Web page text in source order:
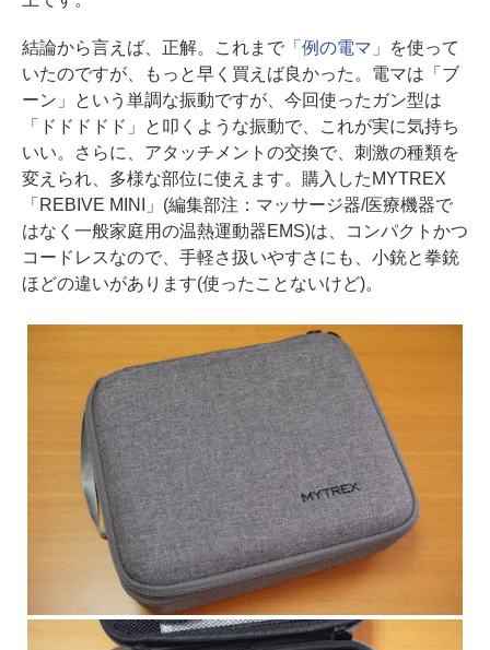
結論から言えば、正解。これまで「例の電マ」
を使って
いたのですが、もっと早く買えば良かった。電マは「ブ
ーン」という単調な振動ですが、今回使ったガン型は
「ドドドドド」と叩くような振動で、これが実に気持ち
いい。さらに、アタッチメントの交換で、刺激の種類を
変えられ、多様な部位に使えます。購入したMYTREX
「REBIVE MINI」(編集部注：マッサージ器/医療機器で
はなく一般家庭用の温熱運動器EMS)は、コンパクトかつ
コードレスなので、手軽さ扱いやすさにも、小銃と拳銃
ほどの違いがあります(使ったことないけど)。